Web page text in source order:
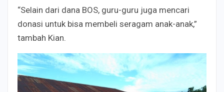
“Selain dari dana BOS, guru-guru juga mencari
donasi untuk bisa membeli seragam anak-anak,”
tambah Kian.